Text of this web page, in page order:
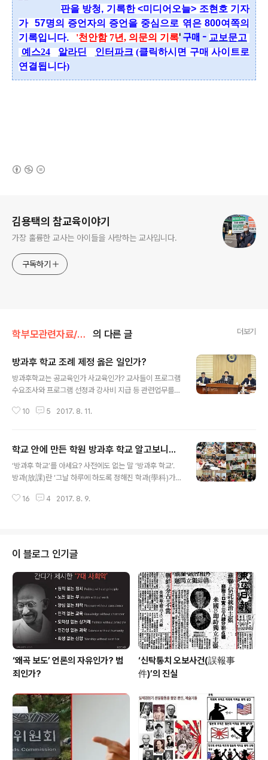
판을 방청, 기록한 <미디어오늘> 조현호 기자
가 57명의 증언자의 증언을 중심으로 엮은 800여쪽의
기록입니다.
'천안함 7년, 의문의 기록' 구매 - 교보문고
예스24
알라딘 인터파크(클릭하시면 구매 사이트로
연결됩니다)
김용택의 참교육이야기
가장 훌륭한 교사는 아이들을 사랑하는 교사입니다.
구독하기
학부모관련자료/사교육 의 다른 글 더보기
방과후 학교 조례 제정 옳은 일인가?
방과후학교는 공교육인가 사교육인가? 교사들이 프로그램
수요조사와 프로그램 선정과 강사비 지급 등 관련업무를
맡아 하는 교육이니 사교육이다. 그런데 법적근거도 없이 1
들어 불법을 합법화시켜 말썽이 일고 있다. 세종시교육청
이 전국에서 최초로 자치법규에 근거해 ‘방과후학교에 대
한 교육감 및 학교장의 책임을 강화, 기본계획 수립, 수업환
터 설립 및 운영 대한 사항’ 등의 내용을 담은 조례를 제정
10 5 2017. 8. 11.
학교 안에 만든 학원 방과후 학교 알고보니...
‘방과후 학교’를 아세요? 사전에도 없는 말 ‘방과후 학교’.
방과(放課)란 ‘그날 하루에 하도록 정해진 학과(學科)가
는 또 뭐라? 상식적으로 이해할 수 없는 앞뒤가 맞지 않는
로그램을 포괄하는 개념이다. 정부가 이런 이상한 학교(?)
를 만들면서 방과후 학교를 만들면 ‘획일화된 정규교과 위
주의 교육과정에서 벗어나 21세기를 이끌어갈 인재양성과
학생들 개개인의 소질과 적성계발 및 사교육비 경감, 교육
복지증진은 물론 사회양극화 심화에 따른 교육양극화 해
소’를 할 수 있을 것이라고..
16 4 2017. 8. 9.
이 블로그 인기글
‘왜곡 보도’ 언론의 자유인가? 범
죄인가?
‘신탁통치 오보사건(誤報事
件)’의 진실